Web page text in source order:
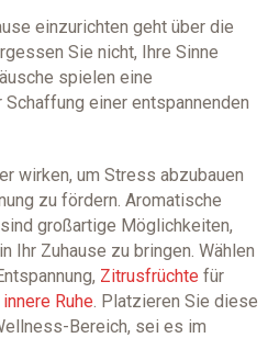
einzurichten geht über die
Sie nicht, Ihre Sinne
spielen eine
einer entspannenden
wirken, um Stress abzubauen
zu fördern. Aromatische
großartige Möglichkeiten,
Ihr Zuhause zu bringen. Wählen
Zitrusfrüchte für
innere Ruhe. Platzieren Sie diese
Bereich, sei es im